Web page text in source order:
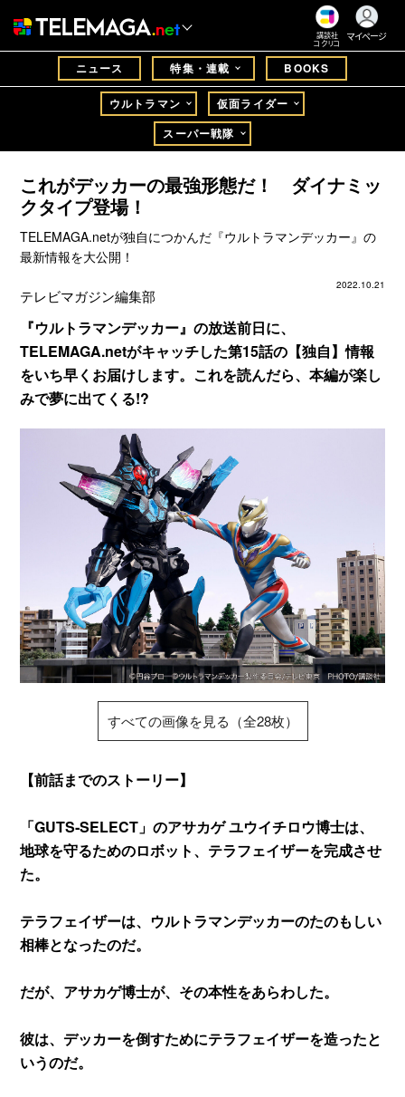
講談社
コクリコ
マイページ
ニュース 特集・連載 BOOKS
ウルトラマン
仮面ライダー
スーパー戦隊
これがデッカーの最強形態だ！ ダイナミッ
クタイプ登場！
TELEMAGA.netが独自につかんだ『ウルトラマンデッカー』の
最新情報を大公開！
2022.10.21
テレビマガジン編集部
『ウルトラマンデッカー』の放送前日に、
TELEMAGA.netがキャッチした第15話の【独自】情報
をいち早くお届けします。これを読んだら、本編が楽し
みで夢に出てくる!?
すべての画像を見る（全28枚）
【前話までのストーリー】
「GUTS‐SELECT」のアサカゲ ユウイチロウ博士は、
地球を守るためのロボット、テラフェイザーを完成させ
た。
テラフェイザーは、ウルトラマンデッカーのたのもしい
相棒となったのだ。
だが、アサカゲ博士が、その本性をあらわした。
彼は、デッカーを倒すためにテラフェイザーを造ったと
いうのだ。